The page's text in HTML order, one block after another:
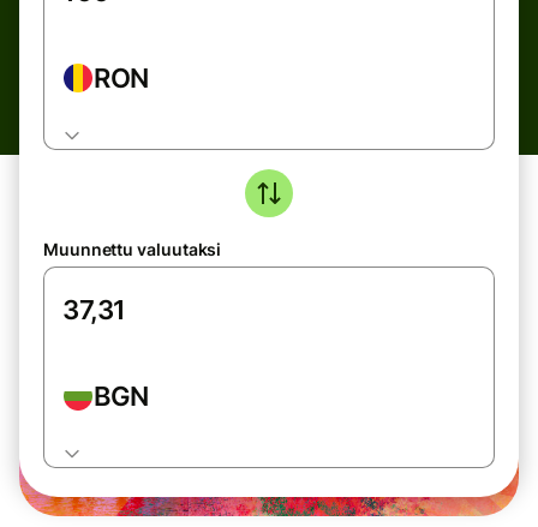
RON
Muunnettu valuutaksi
BGN